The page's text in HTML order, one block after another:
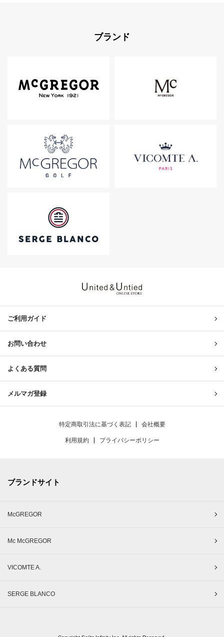
ブランド
ご利用ガイド
お問い合わせ
よくある質問
メルマガ登録
特定商取引法に基づく表記 会社概要
利用規約 プライバシーポリシー
ブランドサイト
McGREGOR
Mc McGREGOR
VICOMTE A.
SERGE BLANCO